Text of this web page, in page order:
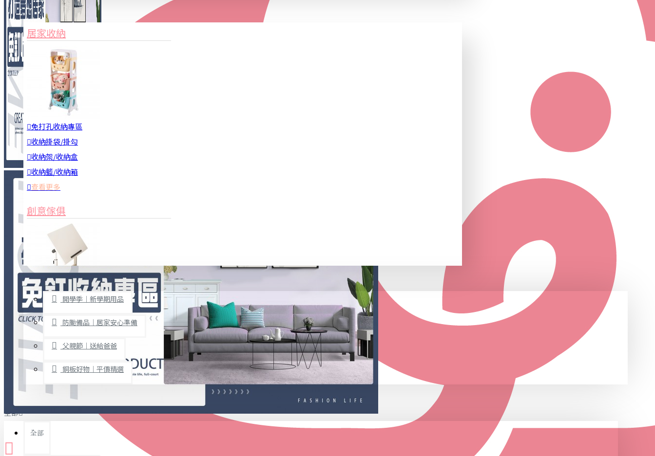
3C周邊
居家安全
居家清潔
查看更多
餐飲廚具
廚房收納
烘焙用具
隨身餐具
查看更多
文具禮品
事務用品
文具收納
書寫用品
家俱&收納
居家收納
免打孔收納專區
收納掛袋/掛勾
收納架/收納盒
收納籃/收納箱
查看更多
創意傢俱
桌子/椅子
置物架/收納櫃
其他
免打孔收納專區
限時促銷
開學季｜新學期用品
防颱備品｜居家安心準備
父親節｜送給爸爸
銅板好物｜平價精選
全部
全部